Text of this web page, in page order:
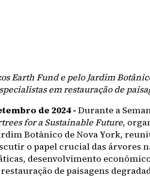
Earth Fund e pelo Jardim
em restauração de
de 2024 - Durante a
for a Sustainable Future,
Botânico de Nova York,
o papel crucial das árvores
desenvolvimento
de paisagens